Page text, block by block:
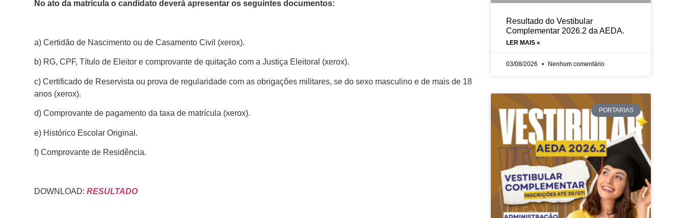
No ato da matrícula o candidato deverá apresentar os seguintes documentos:
a) Certidão de Nascimento ou de Casamento Civil (xerox).
b) RG, CPF, Título de Eleitor e comprovante de quitação com a Justiça Eleitoral (xerox).
c) Certificado de Reservista ou prova de regularidade com as obrigações militares, se do sexo masculino e de mais de 18
anos (xerox).
d) Comprovante de pagamento da taxa de matrícula (xerox).
e) Histórico Escolar Original.
f) Comprovante de Residência.
DOWNLOAD: RESULTADO
Resultado do Vestibular
Complementar 2026.2 da AEDA.
LER MAIS »
03/08/2026 Nenhum comentário
PORTARIAS